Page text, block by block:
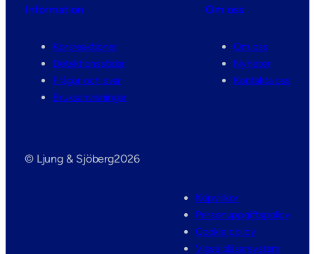
Information
Korsreaktioner
Detektionsstider
Frågor och svar
Bruksanvisningar
Om oss
Om oss
Nyheter
Kontakta oss
© Ljung & Sjöberg2026
Köpvillkor
Personuppgiftspolicy
Cookie policy
Visselblåsarsystem